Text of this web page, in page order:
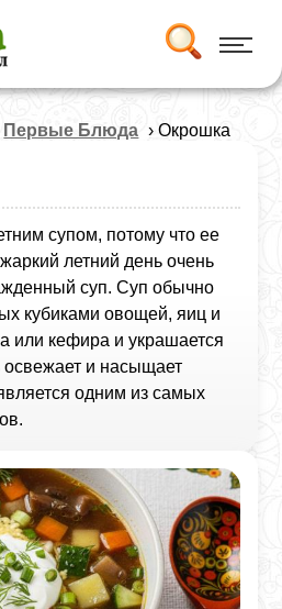
Первые Блюда › Окрошка
супом, потому что ее
летний день очень
суп. Суп обычно
кубиками овощей, яиц и
или кефира и украшается
освежает и насыщает
одним из самых